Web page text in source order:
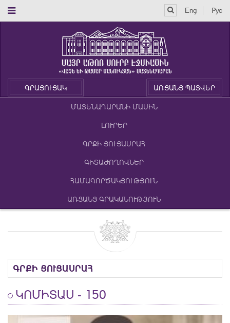
Eng Рус
ԳՐԱՑՈՒՑԱԿ ԱՌՑԱՆՑ ՊԱՏՎԵՐ
ՄԱՏԵՆԱԴԱՐԱՆԻ ՄԱՍԻՆ
ԼՈՒՐԵՐ
ԳՐՔԻ ՑՈՒՑԱՍՐԱՀ
ԳԻՏԱԺՈՂՈՎՆԵՐ
ՀԱՄԱԳՈՐԾԱԿՑՈՒԹՅՈՒՆ
ԱՌՑԱՆՑ ԳՐԱԿԱՆՈՒԹՅՈՒՆ
ԳՐՔԻ ՑՈՒՑԱՍՐԱՀ
ԿՈՄԻՏԱՍ - 150